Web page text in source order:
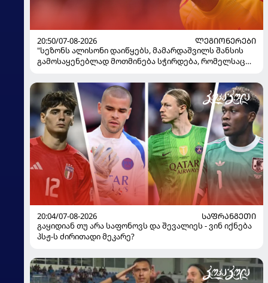
20:50/07-08-2026
ᲚᲔᲒᲘᲝᲜᲔᲠᲔᲑᲘ
"სეზონს ალისონი დაიწყებს, მამარდაშვილს შანსის
გამოსაყენებლად მოთმინება სჭირდება, რომელსაც
ყოფილმა მეკარემ
20:04/07-08-2026
ᲡᲐᲤᲠᲐᲜᲒᲔᲗᲘ
გაყიდიან თუ არა საფონოვს და შევალიეს - ვინ იქნება
პსჟ-ს ძირითადი მეკარე?